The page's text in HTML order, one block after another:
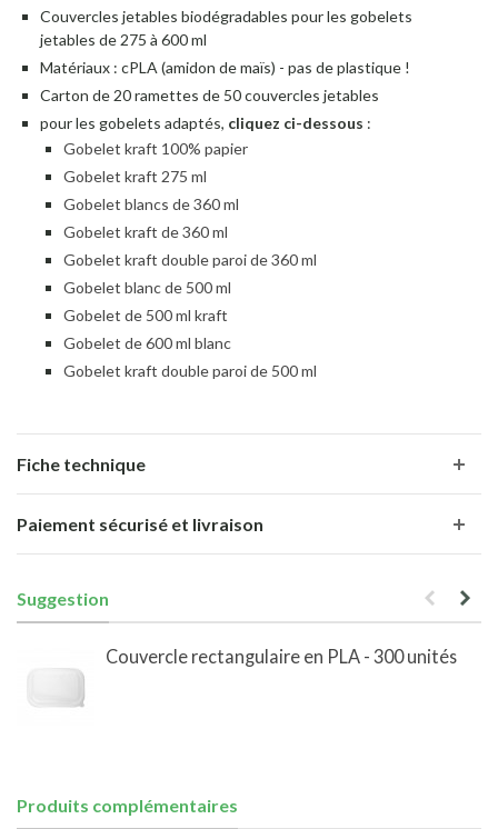
Couvercles jetables biodégradables pour les gobelets
jetables de 275 à 600 ml
Matériaux : cPLA (amidon de maïs) - pas de plastique !
Carton de 20 ramettes de 50 couvercles jetables
pour les gobelets adaptés, cliquez ci-dessous :
Gobelet kraft 100% papier
Gobelet kraft 275 ml
Gobelet blancs de 360 ml
Gobelet kraft de 360 ml
Gobelet kraft double paroi de 360 ml
Gobelet blanc de 500 ml
Gobelet de 500 ml kraft
Gobelet de 600 ml blanc
Gobelet kraft double paroi de 500 ml
Fiche technique
Paiement sécurisé et livraison
Suggestion
Couvercle rectangulaire en PLA - 300 unités
Produits complémentaires